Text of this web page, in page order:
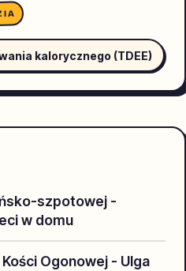
kalorycznego (TDEE)
szpotowej -
w domu
Ogonowej - Ulga